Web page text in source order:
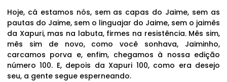
Hoje, cá estamos nós, sem as capas do Jaime, sem as
pautas do Jaime, sem o linguajar do Jaime, sem o jaimês
da Xapuri, mas na labuta, firmes na resistência. Mês sim,
mês sim de novo, como você sonhava, Jaiminho,
carcamos porva e, enfim, chegamos à nossa edição
número 100. E, depois da Xapuri 100, como era desejo
seu, a gente segue esperneando.